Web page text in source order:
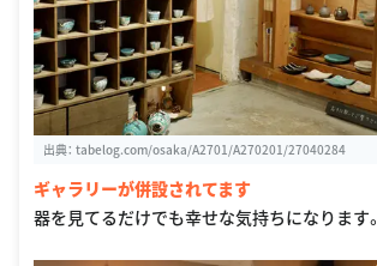
出典： tabelog.com/osaka/A2701/A270201/27040284
ギャラリーが併設されてます
器を見てるだけでも幸せな気持ちになります。